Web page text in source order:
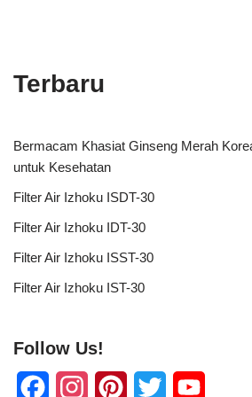
Terbaru
Bermacam Khasiat Ginseng Merah
untuk Kesehatan
Filter Air Izhoku ISDT-30
Filter Air Izhoku IDT-30
Filter Air Izhoku ISST-30
Filter Air Izhoku IST-30
Follow Us!